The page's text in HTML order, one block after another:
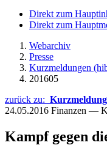
Direkt zum
Direkt zum
Webarchiv
Presse
Kurzmeldungen
201605
zurück zu:
24.05.2016 Finanzen —
Kampf gegen